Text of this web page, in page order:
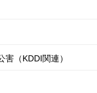
（KDDI関連）